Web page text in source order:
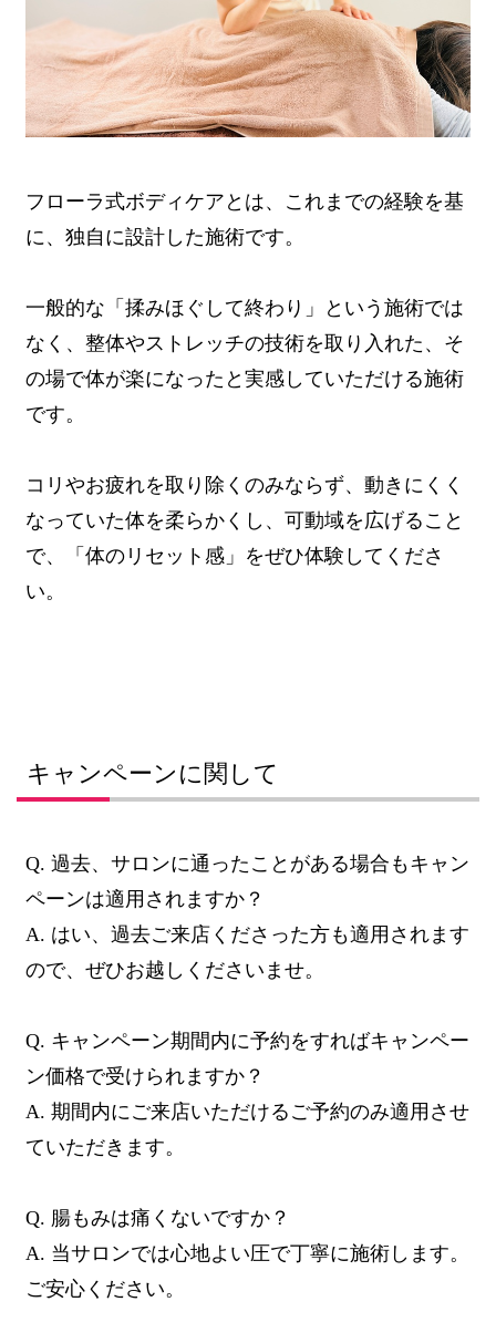
フローラ式ボディケアとは、これまでの経験を基
に、独自に設計した施術です。
一般的な「揉みほぐして終わり」という施術では
なく、整体やストレッチの技術を取り入れた、そ
の場で体が楽になったと実感していただける施術
です。
コリやお疲れを取り除くのみならず、動きにくく
なっていた体を柔らかくし、可動域を広げること
で、「体のリセット感」をぜひ体験してくださ
い。
キャンペーンに関して
Q. 過去、サロンに通ったことがある場合もキャン
ペーンは適用されますか？
A. はい、過去ご来店くださった方も適用されます
ので、ぜひお越しくださいませ。
Q. キャンペーン期間内に予約をすればキャンペー
ン価格で受けられますか？
A. 期間内にご来店いただけるご予約のみ適用させ
ていただきます。
Q. 腸もみは痛くないですか？
A. 当サロンでは心地よい圧で丁寧に施術します。
ご安心ください。